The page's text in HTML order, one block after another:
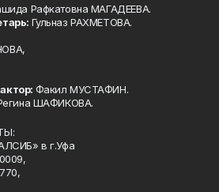
Рафкатовна МАГАДЕЕВА.
Гульназ РАХМЕТОВА.
Факил МУСТАФИН.
ШАФИКОВА.
в г.Уфа